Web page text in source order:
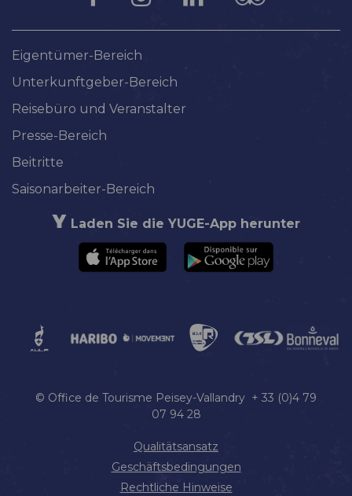
Eigentümer-Bereich
Unterkunftgeber-Bereich
Reisebüro und Veranstalter
Presse-Bereich
Beitritte
Saisonarbeiter-Bereich
Laden Sie die YUGE-App herunter
© Office de Tourisme Peisey-Vallandry + 33 (0)4 79
07 94 28
Qualitätsansatz
Geschäftsbedingungen
Rechtliche Hinweise